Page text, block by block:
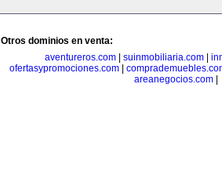
Otros dominios en venta:
aventureros.com| suinmobiliaria.com|
ofertasypromociones.com|
areanegocios.com|